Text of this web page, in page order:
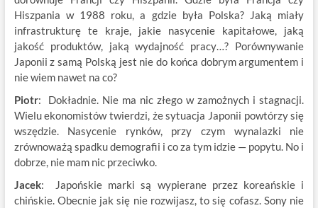
Hiszpania w 1988 roku, a gdzie była Polska? Jaką miały
infrastrukturę te kraje, jakie nasycenie kapitałowe, jaką
jakość produktów, jaką wydajność pracy…? Porównywanie
Japonii z samą Polską jest nie do końca dobrym argumentem i
nie wiem nawet na co?
Piotr: Dokładnie. Nie ma nic złego w zamożnych i stagnacji.
Wielu ekonomistów twierdzi, że sytuacja Japonii powtórzy się
wszędzie. Nasycenie rynków, przy czym wynalazki nie
zrównoważą spadku demografii i co za tym idzie — popytu. No i
dobrze, nie mam nic przeciwko.
Jacek: Japońskie marki są wypierane przez koreańskie i
chińskie. Obecnie jak się nie rozwijasz, to się cofasz. Sony nie